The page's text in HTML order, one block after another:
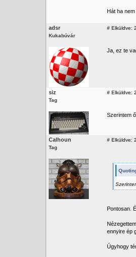
Hát ha
adsr
Kukabúvár
# Elküldve:
Ja, ez te
siz
Tag
# Elküldve:
Szerintem
Calhoun
Tag
# Elküldve:
Pontosan.
ennyire ép
Úgyhogy